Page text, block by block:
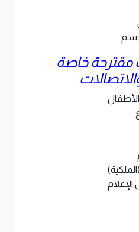
مقترحة خاصة
الأطفال